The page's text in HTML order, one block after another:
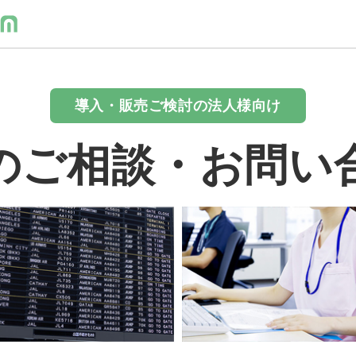
導入・販売ご検討の法人様向け
ご相談・お問い